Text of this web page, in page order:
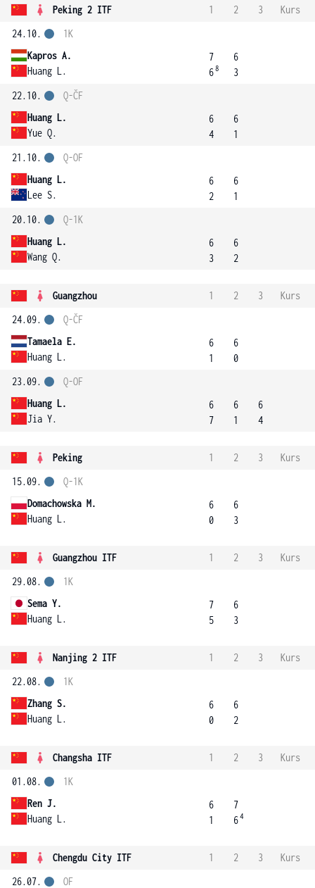
Peking 2 ITF 1 2 3
Kurs
24.10.
Kapros A.
Huang L.
1K
7
68
6
3
22.10.
Huang L.
Yue Q.
Q-ČF
6
4
6
1
21.10.
Huang L.
Lee S.
Q-OF
6
2
6
1
20.10.
Huang L.
Wang Q.
Q-1K
6
3
6
2
Guangzhou 1 2 3
Kurs
24.09.
Tamaela E.
Huang L.
Q-ČF
6
1
6
0
23.09.
Huang L.
Jia Y.
Q-OF
6
7
6
1
6
4
Peking 1 2 3
Kurs
15.09.
Domachowska M.
Huang L.
Q-1K
6
0
6
3
Guangzhou ITF 1 2 3
Kurs
29.08.
Sema Y.
Huang L.
1K
7
5
6
3
Nanjing 2 ITF 1 2 3
Kurs
22.08.
Zhang S.
Huang L.
1K
6
0
6
2
Changsha ITF 1 2 3
Kurs
01.08.
Ren J.
Huang L.
1K
6
1
7
64
Chengdu City ITF 1 2 3
Kurs
26.07.
OF